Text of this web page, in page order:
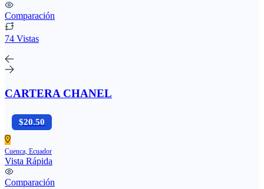
Comparación
74 Vistas
CARTERA CHANEL
$20.50
Cuenca, Ecuador
Vista Rápida
Comparación